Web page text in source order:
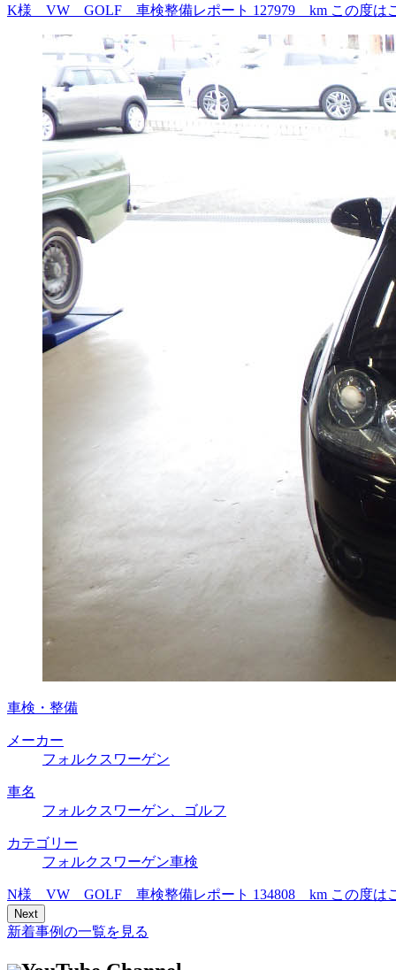
K様 VW GOLF 車検整備レポート 127979 km この度はご
車検・整備
メーカー
フォルクスワーゲン
車名
フォルクスワーゲン、ゴルフ
カテゴリー
フォルクスワーゲン車検
N様 VW GOLF 車検整備レポート 134808 km この度はご
Next
新着事例の一覧を見る